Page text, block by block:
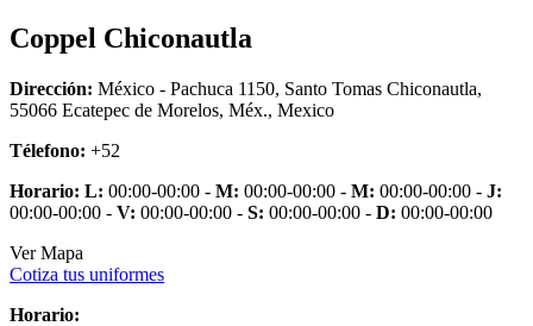
Coppel Chiconautla
Dirección: México - Pachuca 1150, Santo Tomas Chiconautla,
55066 Ecatepec de Morelos, Méx., Mexico
Télefono: +52
Horario: L: 00:00-00:00 - M: 00:00-00:00 - M: 00:00-00:00 - J:
00:00-00:00 - V: 00:00-00:00 - S: 00:00-00:00 - D: 00:00-00:00
Ver Mapa
Cotiza tus uniformes
Horario: